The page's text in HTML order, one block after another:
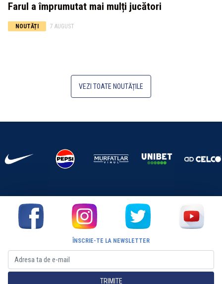
Farul a împrumutat mai mulți jucători
NOUTĂȚI 7 AUGUST
VEZI TOATE NOUTĂȚILE
ÎNSCRIE-TE LA NEWSLETTER
TRIMITE